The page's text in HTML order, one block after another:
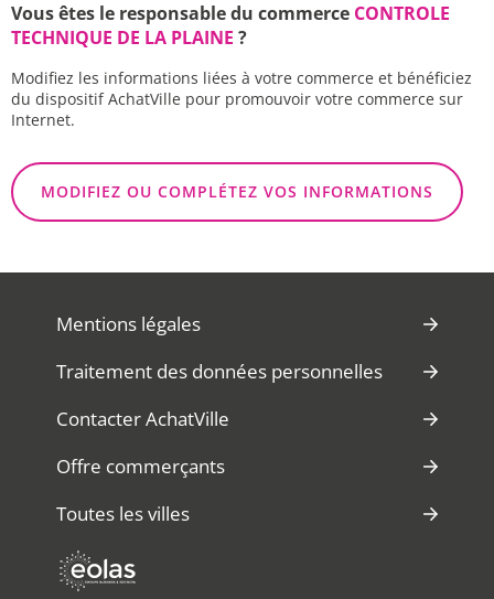
Vous êtes le responsable du commerce CONTROLE
TECHNIQUE DE LA PLAINE ?
Modifiez les informations liées à votre commerce et bénéficiez
du dispositif AchatVille pour promouvoir votre commerce sur
Internet.
MODIFIEZ OU COMPLÉTEZ VOS INFORMATIONS
Mentions légales
Traitement des données personnelles
Contacter AchatVille
Offre commerçants
Toutes les villes